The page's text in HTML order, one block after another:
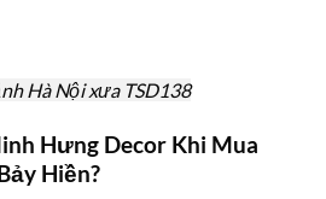
Hà Nội xưa TSD138
Hưng Decor Khi Mua
Hiền?